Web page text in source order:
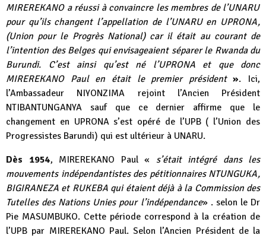
MIREREKANO a réussi à convaincre les membres de l’UNARU
pour qu’ils changent l’appellation de l’UNARU en UPRONA,
(Union pour le Progrès National) car il était au courant de
l’intention des Belges qui envisageaient séparer le Rwanda du
Burundi. C’est ainsi qu’est né l’UPRONA et que donc
MIREREKANO Paul en était le premier président». Ici,
l’Ambassadeur NIYONZIMA rejoint l’Ancien Président
NTIBANTUNGANYA sauf que ce dernier affirme que le
changement en UPRONA s’est opéré de l’UPB ( l’Union des
Progressistes Barundi) qui est ultérieur à UNARU.
Dès 1954, MIREREKANO Paul « s’était intégré dans les
mouvements indépendantistes des pétitionnaires NTUNGUKA,
BIGIRANEZA et RUKEBA qui étaient déjà à la Commission des
Tutelles des Nations Unies pour l’indépendance» . selon le Dr
Pie MASUMBUKO. Cette période correspond à la création de
l’UPB par MIREREKANO Paul. Selon l’Ancien Président de la